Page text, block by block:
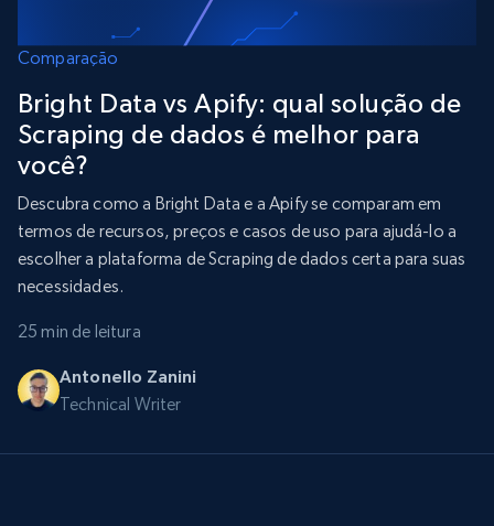
Comparação
Bright Data vs Apify: qual solução de
Scraping de dados é melhor para
você?
Descubra como a Bright Data e a Apify se comparam em
termos de recursos, preços e casos de uso para ajudá-lo a
escolher a plataforma de Scraping de dados certa para suas
necessidades.
25 min de leitura
Antonello Zanini
Technical Writer